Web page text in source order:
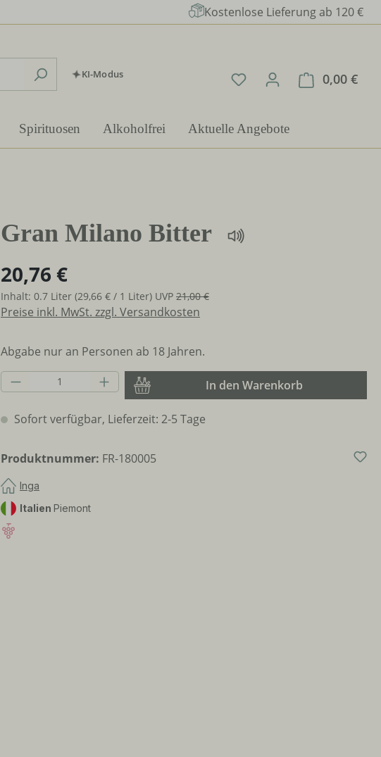
Kostenlose Lieferung ab 120 €
KI-Modus Du hast 0 Produkte auf
0,00 €
Spirituosen Alkoholfrei Aktuelle Angebote
Gran Milano Bitter
20,76 €
Inhalt: 0.7 Liter (29,66 € / 1 Liter) UVP 21,00 €
Preise inkl. MwSt. zzgl. Versandkosten
Abgabe nur an Personen ab 18 Jahren.
Produkt Anzahl: Gib den gewünschten Wert
In den Warenkorb
Sofort verfügbar, Lieferzeit: 2-5 Tage
Produktnummer: FR-180005
Inga
Italien Piemont